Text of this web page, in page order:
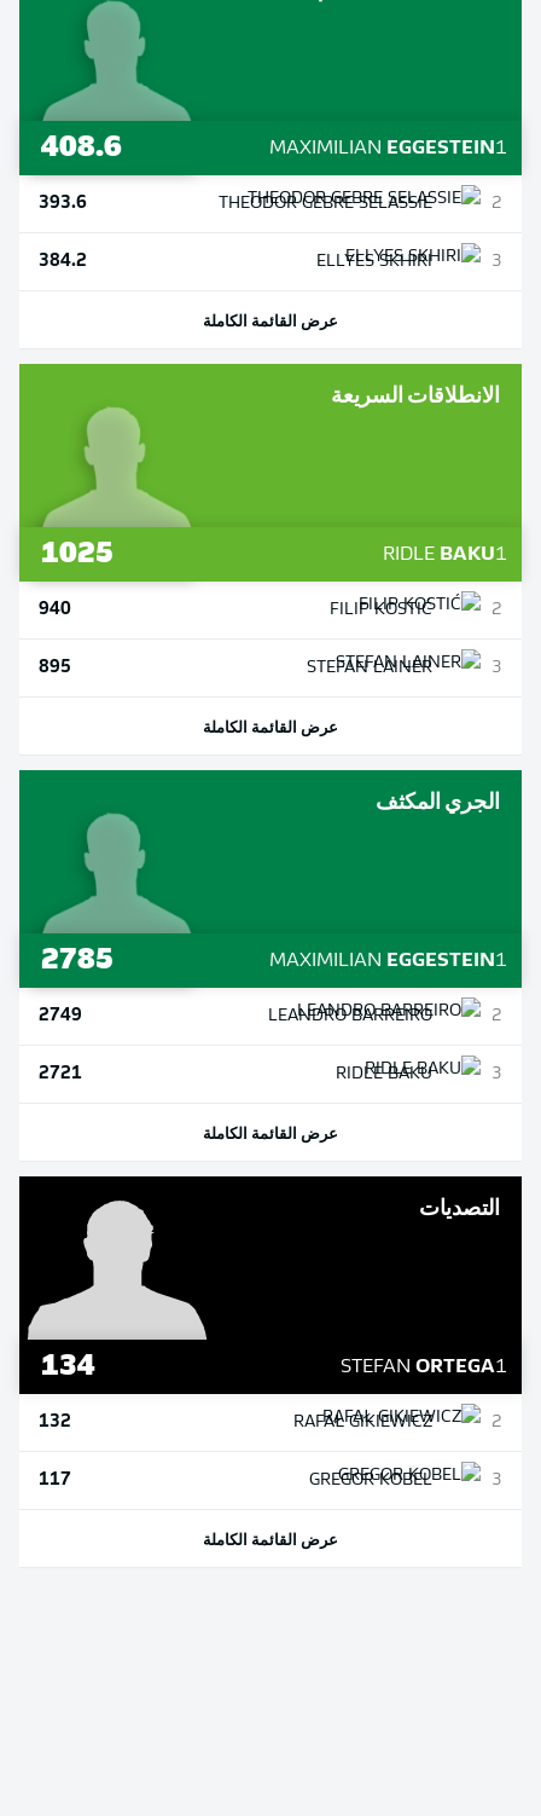
1
MAXIMILIAN EGGESTEIN
408.6
2
THEODORGEBRE SELASSIE
393.6
3
ELLYESSKHIRI
384.2
عرض القائمة الكاملة
الانطلاقات السريعة
1
RIDLE BAKU
1025
2
FILIPKOSTIĆ
940
3
STEFANLAINER
895
عرض القائمة الكاملة
الجري المكثف
1
MAXIMILIAN EGGESTEIN
2785
2
LEANDROBARREIRO
2749
3
RIDLEBAKU
2721
عرض القائمة الكاملة
التصديات
1
STEFAN ORTEGA
134
2
RAFAŁGIKIEWICZ
132
3
GREGORKOBEL
117
عرض القائمة الكاملة